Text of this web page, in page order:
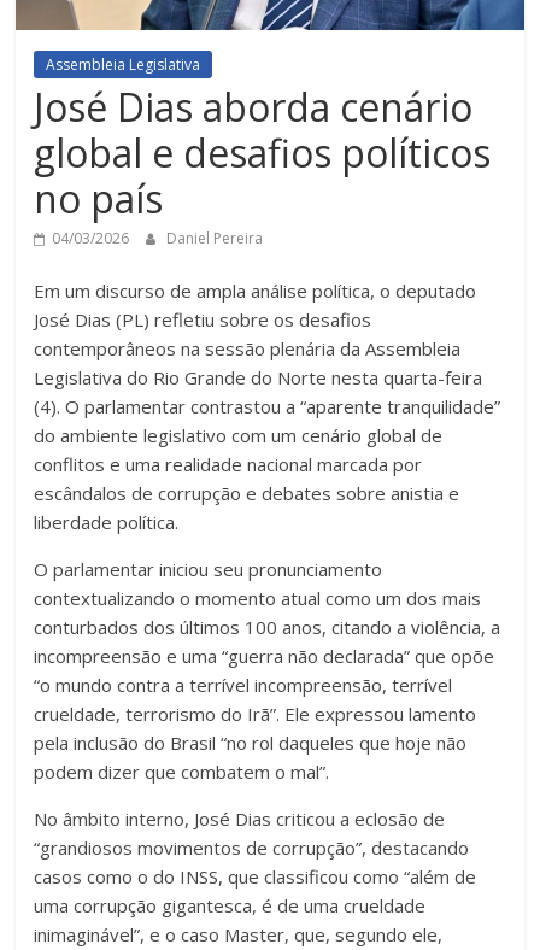
Assembleia Legislativa
José Dias aborda cenário
global e desafios políticos
no país
04/03/2026 Daniel Pereira
Em um discurso de ampla análise política, o deputado
José Dias (PL) refletiu sobre os desafios
contemporâneos na sessão plenária da Assembleia
Legislativa do Rio Grande do Norte nesta quarta-feira
(4). O parlamentar contrastou a “aparente tranquilidade”
do ambiente legislativo com um cenário global de
conflitos e uma realidade nacional marcada por
escândalos de corrupção e debates sobre anistia e
liberdade política.
O parlamentar iniciou seu pronunciamento
contextualizando o momento atual como um dos mais
conturbados dos últimos 100 anos, citando a violência, a
incompreensão e uma “guerra não declarada” que opõe
“o mundo contra a terrível incompreensão, terrível
crueldade, terrorismo do Irã”. Ele expressou lamento
pela inclusão do Brasil “no rol daqueles que hoje não
podem dizer que combatem o mal”.
No âmbito interno, José Dias criticou a eclosão de
“grandiosos movimentos de corrupção”, destacando
casos como o do INSS, que classificou como “além de
uma corrupção gigantesca, é de uma crueldade
inimaginável”, e o caso Master, que, segundo ele,